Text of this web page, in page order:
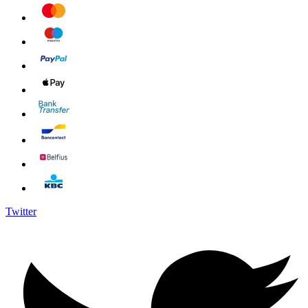
Twitter